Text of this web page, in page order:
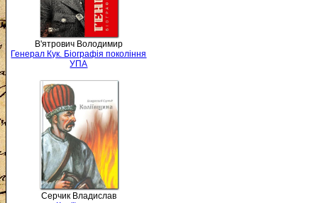
В'ятрович Володимир
Генерал Кук. Біографія покоління
УПА
Серчик Владислав